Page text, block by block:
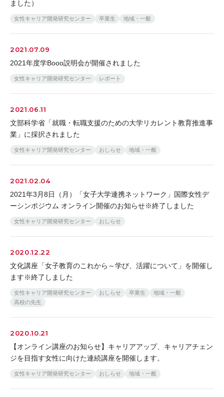
ました）
女性キャリア開発研究センター 卒業生 地域・一般
2021.07.09
2021年度学Booo説明会が開催されました
女性キャリア開発研究センター レポート
2021.06.11
文部科学省「就職・転職支援のための大学リカレント教育推進事
業」に採択されました
女性キャリア開発研究センター おしらせ 地域・一般
2021.02.04
2021年3月8日（月）「女子大学連携ネットワーク」国際女性デ
ーシンポジウム オンライン開催のお知らせ※終了しました
女性キャリア開発研究センター おしらせ
2020.12.22
文化講座「女子教育のこれから～学び、活躍について」を開催し
ます※終了しました
女性キャリア開発研究センター おしらせ 卒業生
地域・一般
高校の先生
2020.10.21
【オンライン講座のお知らせ】キャリアアップ、キャリアチェン
ジを目指す女性に向けた連続講座を開催します。
女性キャリア開発研究センター おしらせ 地域・一般